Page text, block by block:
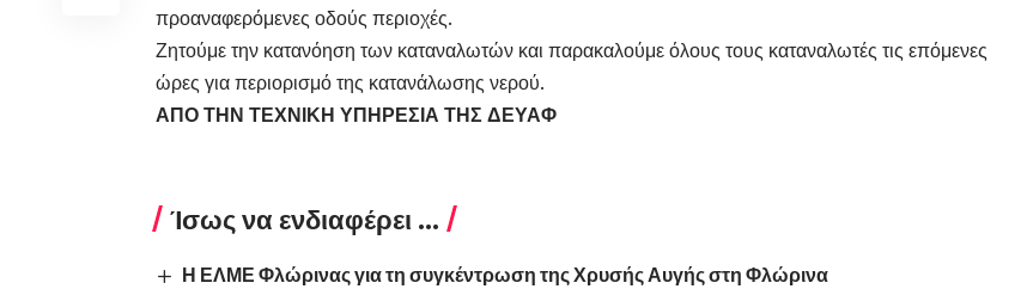
προαναφερόμενες οδούς περιοχές.
Ζητούμε την κατανόηση των καταναλωτών και παρακαλούμε όλους τους καταναλωτές τις επόμενες
ώρες για περιορισμό της κατανάλωσης νερού.
ΑΠΟ ΤΗΝ ΤΕΧΝΙΚΗ ΥΠΗΡΕΣΙΑ ΤΗΣ ΔΕΥΑΦ
Ίσως να ενδιαφέρει ...
Η ΕΛΜΕ Φλώρινας για τη συγκέντρωση της Χρυσής Αυγής στη Φλώρινα